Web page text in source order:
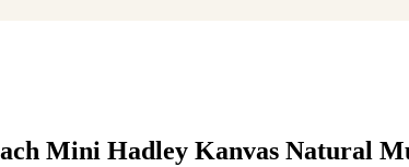
Mini Hadley Kanvas Natural